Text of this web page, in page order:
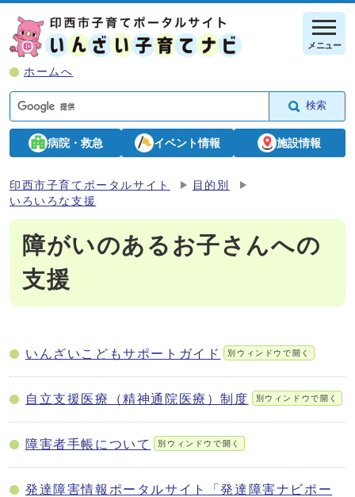
ホームへ
検索
病院・救急 イベント情報 施設情報
メニュー
印西市子育てポータルサイト
目的別
いろいろな支援
障がいのあるお子さんへの
支援
いんざいこどもサポートガイド 別ウィンドウで開く
自立支援医療（精神通院医療）制度 別ウィンドウで開く
障害者手帳について 別ウィンドウで開く
発達障害情報ポータルサイト「発達障害ナビポー